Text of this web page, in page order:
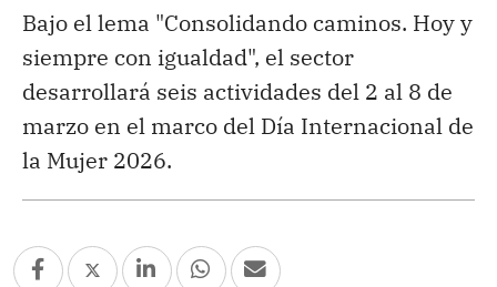
Bajo el lema "Consolidando caminos. Hoy y
siempre con igualdad", el sector
desarrollará seis actividades del 2 al 8 de
marzo en el marco del Día Internacional de
la Mujer 2026.